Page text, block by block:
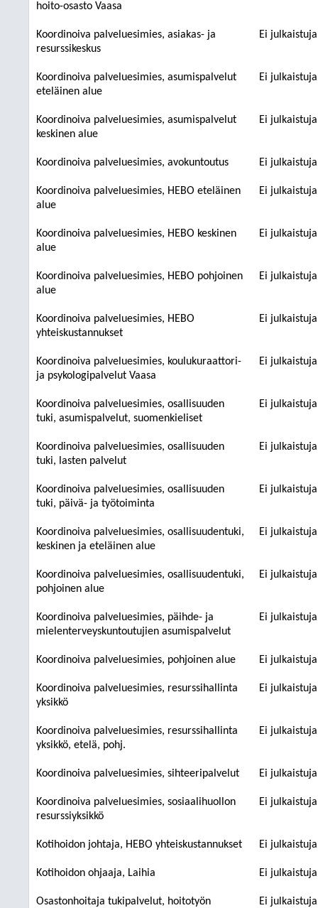
hoito-osasto Vaasa
Koordinoiva palveluesimies, asiakas- ja
resurssikeskus
Ei
Koordinoiva palveluesimies, asumispalvelut
eteläinen alue
Ei
Koordinoiva palveluesimies, asumispalvelut
keskinen alue
Ei
Koordinoiva palveluesimies, avokuntoutus Ei
Koordinoiva palveluesimies, HEBO eteläinen
alue
Ei
Koordinoiva palveluesimies, HEBO keskinen
alue
Ei
Koordinoiva palveluesimies, HEBO pohjoinen
alue
Ei
Koordinoiva palveluesimies, HEBO
yhteiskustannukset
Ei
Koordinoiva palveluesimies, koulukuraattori-
ja psykologipalvelut Vaasa
Ei
Koordinoiva palveluesimies, osallisuuden
tuki, asumispalvelut, suomenkieliset
Ei
Koordinoiva palveluesimies, osallisuuden
tuki, lasten palvelut
Ei
Koordinoiva palveluesimies, osallisuuden
tuki, päivä- ja työtoiminta
Ei
Koordinoiva palveluesimies, osallisuudentuki,
keskinen ja eteläinen alue
Ei
Koordinoiva palveluesimies, osallisuudentuki,
pohjoinen alue
Ei
Koordinoiva palveluesimies, päihde- ja
mielenterveyskuntoutujien asumispalvelut
Ei
Koordinoiva palveluesimies, pohjoinen alue Ei
Koordinoiva palveluesimies, resurssihallinta
yksikkö
Ei
Koordinoiva palveluesimies, resurssihallinta
yksikkö, etelä, pohj.
Ei
Koordinoiva palveluesimies, sihteeripalvelut Ei
Koordinoiva palveluesimies, sosiaalihuollon
resurssiyksikkö
Ei
Kotihoidon johtaja, HEBO yhteiskustannukset Ei
Kotihoidon ohjaaja, Laihia Ei
Osastonhoitaja tukipalvelut, hoitotyön
Ei